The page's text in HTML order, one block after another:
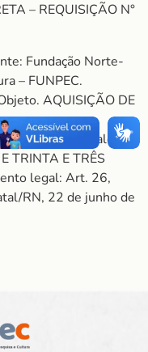
– REQUISIÇÃO N°
Fundação Norte-
– FUNPEC.
AQUISIÇÃO DE
TROPSCH. Valor:
TRINTA E TRÊS
legal: Art. 26,
RN, 22 de junho de